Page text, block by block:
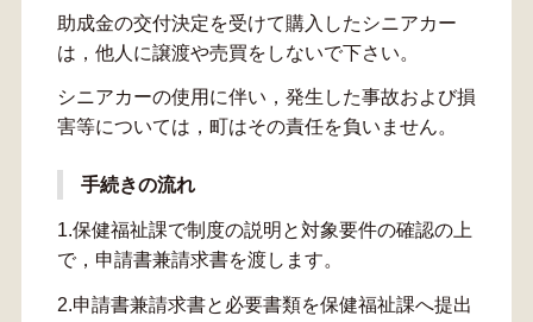
助成金の交付決定を受けて購入したシニアカー
は，他人に譲渡や売買をしないで下さい。
シニアカーの使用に伴い，発生した事故および損
害等については，町はその責任を負いません。
手続きの流れ
1.保健福祉課で制度の説明と対象要件の確認の上
で，申請書兼請求書を渡します。
2.申請書兼請求書と必要書類を保健福祉課へ提出